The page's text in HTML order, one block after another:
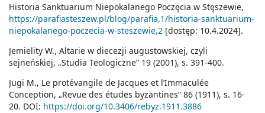
Historia Sanktuarium Niepokalanego Poczęcia w Stęszewie,
https://parafiasteszew.pl/blog/parafia,1/historia-sanktuarium-
niepokalanego-poczecia-w-steszewie,2 [dostęp: 10.4.2024].
Jemielity W., Altarie w diecezji augustowskiej, czyli
sejneńskiej, „Studia Teologiczne” 19 (2001), s. 391-400.
Jugi M., Le protévangile de Jacques et l’Immaculée
Conception, „Revue des études byzantines” 86 (1911), s. 16-
20. DOI: https://doi.org/10.3406/rebyz.1911.3886